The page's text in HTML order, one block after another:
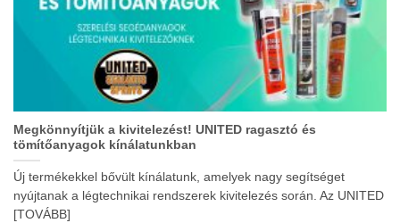
Megkönnyítjük a kivitelezést! UNITED ragasztó és
tömítőanyagok kínálatunkban
Új termékekkel bővült kínálatunk, amelyek nagy segítséget
nyújtanak a légtechnikai rendszerek kivitelezés során. Az UNITED
[TOVÁBB]